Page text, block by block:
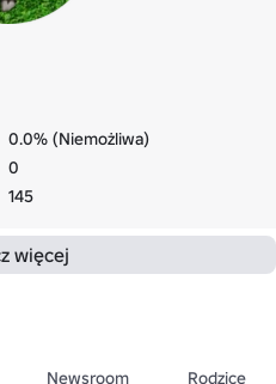
0.0% (Niemożliwa)
0
145
więcej
Newsroom Rodzice